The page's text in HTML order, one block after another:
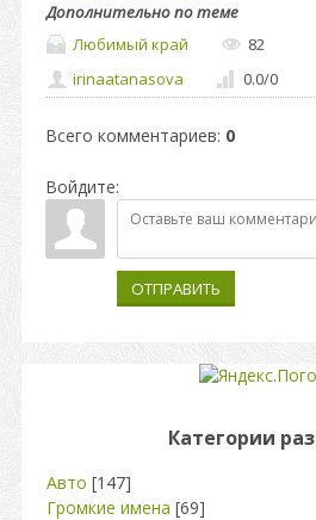
Дополнительно по теме
Любимый край
82
irinaatanasova
0.0/0
Всего комментариев: 0
Войдите:
ОТПРАВИТЬ
Категории
Авто [147]
Громкие имена [69]